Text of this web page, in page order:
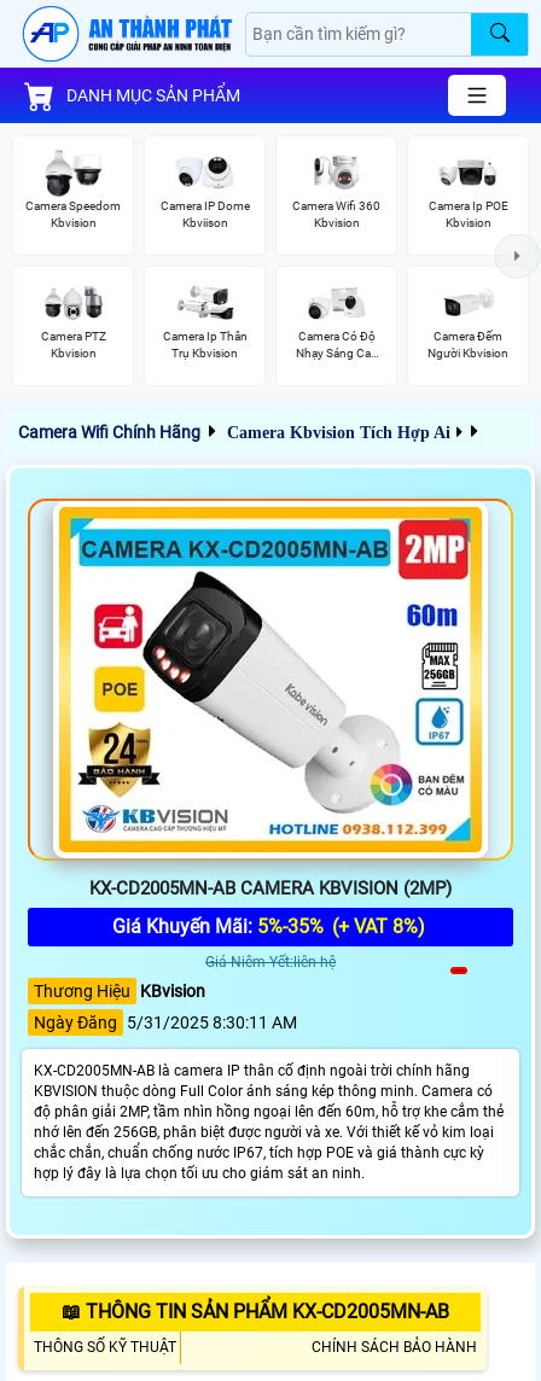
DANH MỤC SẢN PHẨM
Camera Speedom
Kbvision
Camera IP Dome
Kbviison
Camera Wifi 360
Kbvision
Camera Ip POE
Kbvision
Camera PTZ
Kbvision
Camera Ip Thân
Trụ Kbvision
Camera Có Độ
Nhạy Sáng Cao
Camera Đếm
Người Kbvision
Camera Wifi Chính Hãng Camera Kbvision Tích Hợp Ai
KX-CD2005MN-AB CAMERA KBVISION (2MP)
Giá Khuyến Mãi: 5%-35% (+ VAT 8%)
Giá Niêm Yết:liên hệ
Thương Hiệu
KBvision
Ngày Đăng
5/31/2025 8:30:11 AM
KX-CD2005MN-AB là camera IP thân cố định ngoài trời chính hãng
KBVISION thuộc dòng Full Color ánh sáng kép thông minh. Camera có
độ phân giải 2MP, tầm nhìn hồng ngoại lên đến 60m, hỗ trợ khe cắm thẻ
nhớ lên đến 256GB, phân biệt được người và xe. Với thiết kế vỏ kim loại
chắc chắn, chuẩn chống nước IP67, tích hợp POE và giá thành cực kỳ
hợp lý đây là lựa chọn tối ưu cho giám sát an ninh.
📖 THÔNG TIN SẢN PHẨM KX-CD2005MN-AB
THÔNG SỐ KỸ THUẬT CHÍNH SÁCH BẢO HÀNH